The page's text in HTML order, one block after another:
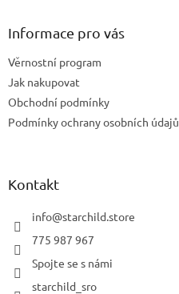
Informace pro vás
Věrnostní program
Jak nakupovat
Obchodní podmínky
Podmínky ochrany osobních údajů
Kontakt
info@starchild.store
775 987 967
Spojte se s námi
starchild_sro